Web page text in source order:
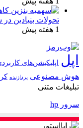
تحولات بنیادین
1 هفته پیش
اپل اپلیکیشن‌های
هوش مصنوعی پردازنده
تبلیغات متنی
سرور hp